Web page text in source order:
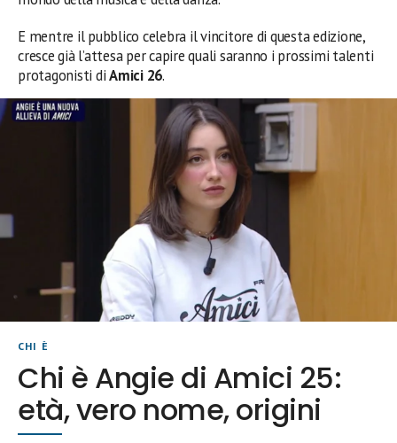
E mentre il pubblico celebra il vincitore di questa edizione,
cresce già l’attesa per capire quali saranno i prossimi talenti
protagonisti diAmici 26.
CHI È
Chi è Angie di Amici 25:
età, vero nome, origini